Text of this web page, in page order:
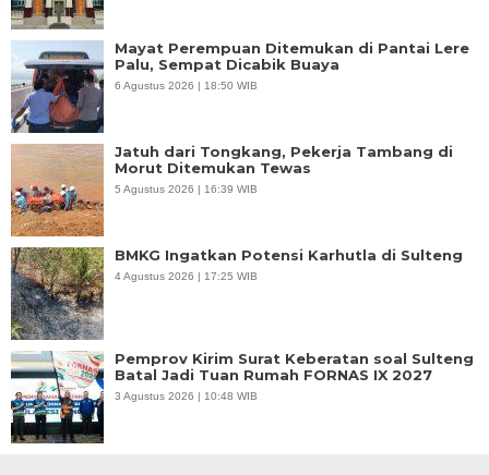
Mayat Perempuan Ditemukan di Pantai Lere
Palu, Sempat Dicabik Buaya
6 Agustus 2026 | 18:50 WIB
Jatuh dari Tongkang, Pekerja Tambang di
Morut Ditemukan Tewas
5 Agustus 2026 | 16:39 WIB
BMKG Ingatkan Potensi Karhutla di Sulteng
4 Agustus 2026 | 17:25 WIB
Pemprov Kirim Surat Keberatan soal Sulteng
Batal Jadi Tuan Rumah FORNAS IX 2027
3 Agustus 2026 | 10:48 WIB